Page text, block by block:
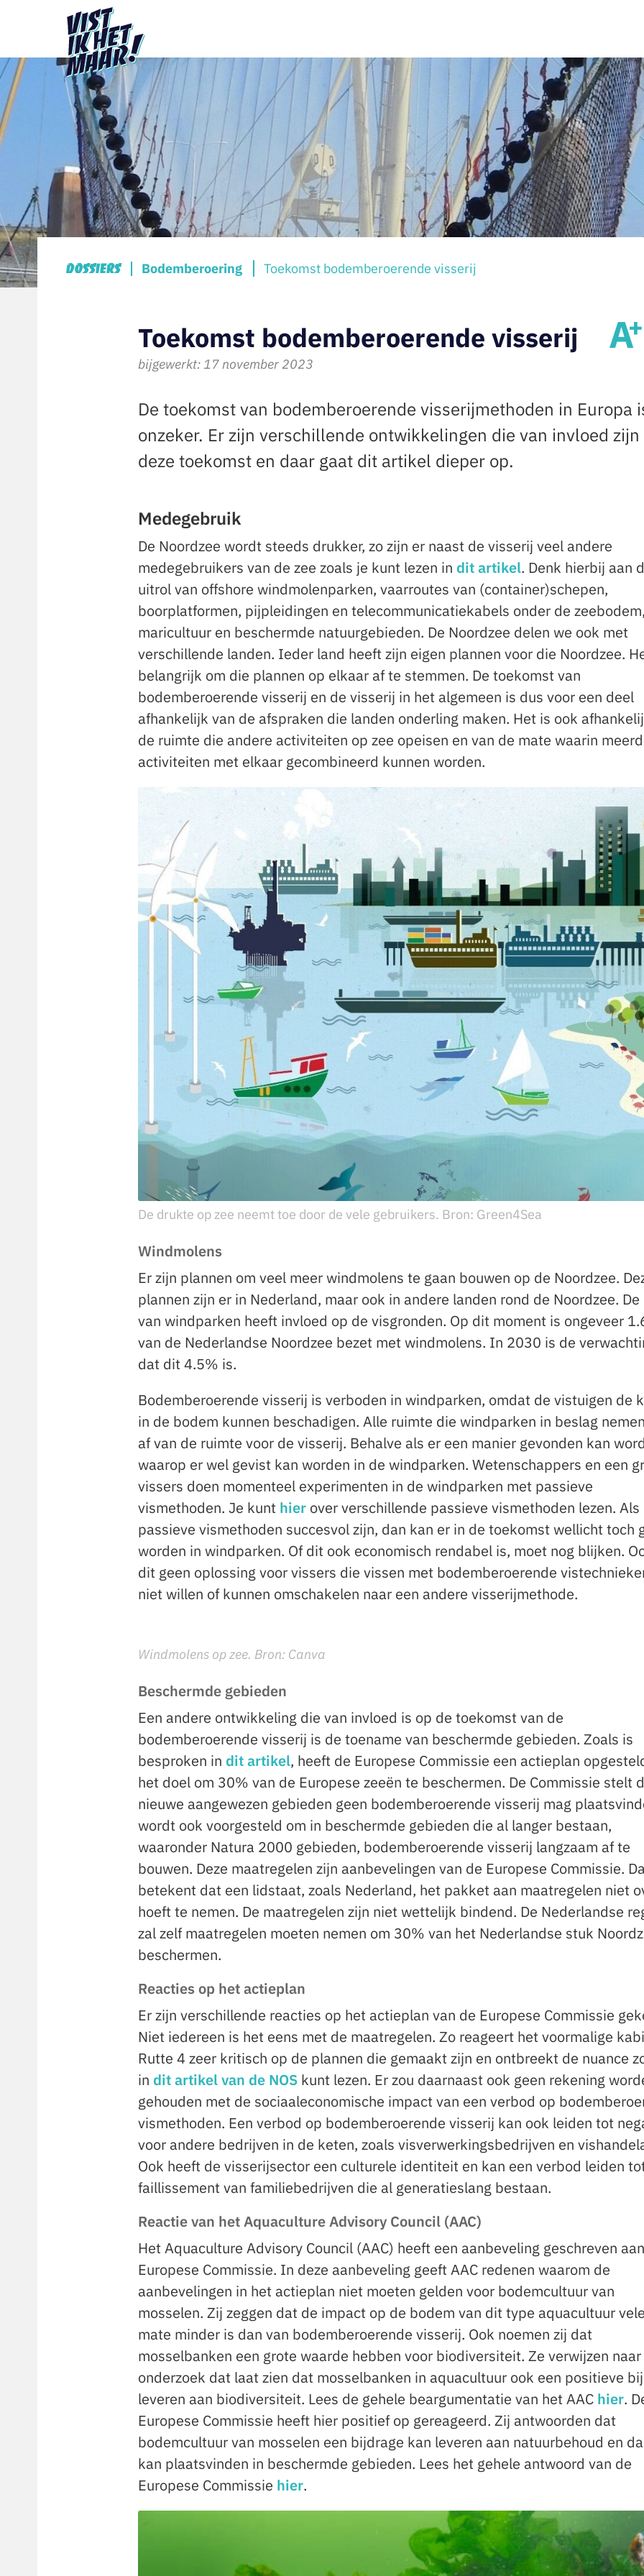
Dossiers Bodemberoering Toekomst bodemberoerende visserij
Toekomst bodemberoerende visserij
bijgewerkt: 17 november 2023
De toekomst van bodemberoerende visserijmethoden in Europa
onzeker. Er zijn verschillende ontwikkelingen die van invloed zijn
deze toekomst en daar gaat dit artikel dieper op.
Medegebruik
De Noordzee wordt steeds drukker, zo zijn er naast de visserij veel andere
medegebruikers van de zee zoals je kunt lezen in dit artikel. Denk hierbij aan
uitrol van offshore windmolenparken, vaarroutes van (container)schepen,
boorplatformen, pijpleidingen en telecommunicatiekabels onder de
maricultuur en beschermde natuurgebieden. De Noordzee delen we ook met
verschillende landen. Ieder land heeft zijn eigen plannen voor die Noordzee.
belangrijk om die plannen op elkaar af te stemmen. De toekomst van
bodemberoerende visserij en de visserij in het algemeen is dus voor een deel
afhankelijk van de afspraken die landen onderling maken. Het is ook
de ruimte die andere activiteiten op zee opeisen en van de mate waarin
activiteiten met elkaar gecombineerd kunnen worden.
De drukte op zee neemt toe door de vele gebruikers. Bron: Green4Sea
Windmolens
Er zijn plannen om veel meer windmolens te gaan bouwen op de Noordzee.
plannen zijn er in Nederland, maar ook in andere landen rond de Noordzee.
van windparken heeft invloed op de visgronden. Op dit moment is ongeveer
van de Nederlandse Noordzee bezet met windmolens. In 2030 is de
dat dit 4.5% is.
Bodemberoerende visserij is verboden in windparken, omdat de vistuigen de
in de bodem kunnen beschadigen. Alle ruimte die windparken in beslag
af van de ruimte voor de visserij. Behalve als er een manier gevonden kan
waarop er wel gevist kan worden in de windparken. Wetenschappers en een
vissers doen momenteel experimenten in de windparken met passieve
vismethoden. Je kunt hier over verschillende passieve vismethoden lezen. Als
passieve vismethoden succesvol zijn, dan kan er in de toekomst wellicht toch
worden in windparken. Of dit ook economisch rendabel is, moet nog blijken.
dit geen oplossing voor vissers die vissen met bodemberoerende
niet willen of kunnen omschakelen naar een andere visserijmethode.
Windmolens op zee. Bron: Canva
Beschermde gebieden
Een andere ontwikkeling die van invloed is op de toekomst van de
bodemberoerende visserij is de toename van beschermde gebieden. Zoals is
besproken in dit artikel, heeft de Europese Commissie een actieplan
het doel om 30% van de Europese zeeën te beschermen. De Commissie stelt
nieuwe aangewezen gebieden geen bodemberoerende visserij mag
wordt ook voorgesteld om in beschermde gebieden die al langer bestaan,
waaronder Natura 2000 gebieden, bodemberoerende visserij langzaam af te
bouwen. Deze maatregelen zijn aanbevelingen van de Europese Commissie.
betekent dat een lidstaat, zoals Nederland, het pakket aan maatregelen niet
hoeft te nemen. De maatregelen zijn niet wettelijk bindend. De Nederlandse
zal zelf maatregelen moeten nemen om 30% van het Nederlandse stuk
beschermen.
Reacties op het actieplan
Er zijn verschillende reacties op het actieplan van de Europese Commissie
Niet iedereen is het eens met de maatregelen. Zo reageert het voormalige
Rutte 4 zeer kritisch op de plannen die gemaakt zijn en ontbreekt de nuance
in dit artikel van de NOS kunt lezen. Er zou daarnaast ook geen rekening
gehouden met de sociaaleconomische impact van een verbod op
vismethoden. Een verbod op bodemberoerende visserij kan ook leiden tot
voor andere bedrijven in de keten, zoals visverwerkingsbedrijven en
Ook heeft de visserijsector een culturele identiteit en kan een verbod leiden
faillissement van familiebedrijven die al generatieslang bestaan.
Reactie van het Aquaculture Advisory Council (AAC)
Het Aquaculture Advisory Council (AAC) heeft een aanbeveling geschreven
Europese Commissie. In deze aanbeveling geeft AAC redenen waarom de
aanbevelingen in het actieplan niet moeten gelden voor bodemcultuur van
mosselen. Zij zeggen dat de impact op de bodem van dit type aquacultuur
mate minder is dan van bodemberoerende visserij. Ook noemen zij dat
mosselbanken een grote waarde hebben voor biodiversiteit. Ze verwijzen naar
onderzoek dat laat zien dat mosselbanken in aquacultuur ook een positieve
leveren aan biodiversiteit. Lees de gehele beargumentatie van het AAC hier.
Europese Commissie heeft hier positief op gereageerd. Zij antwoorden dat
bodemcultuur van mosselen een bijdrage kan leveren aan natuurbehoud en
kan plaatsvinden in beschermde gebieden. Lees het gehele antwoord van de
Europese Commissie hier.